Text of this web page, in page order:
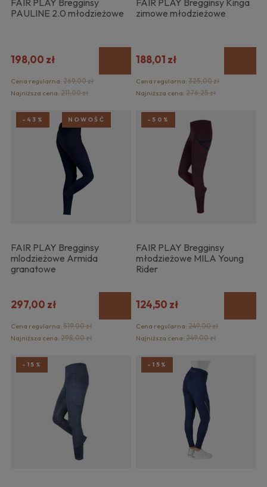
PAULINE 2.0 młodzieżowe
198,00 zł
Cena regularna: 269,00 zł
Najniższa cena: 211,00 zł
zimowe młodzieżowe
188,01 zł
Cena regularna:325,00 zł
Najniższa cena:276,25 zł
FAIR PLAY Bregginsy
mlodzieżowe Armida
granatowe
297,00 zł
Cena regularna: 519,00 zł
Najniższa cena: 298,00 zł
-43% NOWOŚĆ
FAIR PLAY Bregginsy
młodzieżowe MILA Young
Rider
124,50 zł
Cena regularna:249,00 zł
Najniższa cena:249,00 zł
-50%
-15% -15%